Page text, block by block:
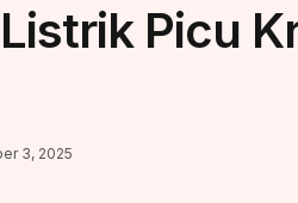
Picu
3, 2025